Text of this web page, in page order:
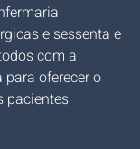
e sessenta e
com a
oferecer o
pacientes